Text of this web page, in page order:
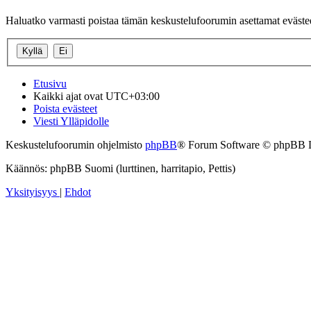
Haluatko varmasti poistaa tämän keskustelufoorumin asettamat
Etusivu
Kaikki ajat ovat UTC+03:00
Poista evästeet
Viesti Ylläpidolle
Keskustelufoorumin ohjelmisto phpBB® Forum Software © phpBB
Käännös: phpBB Suomi (lurttinen, harritapio, Pettis)
Yksityisyys | Ehdot